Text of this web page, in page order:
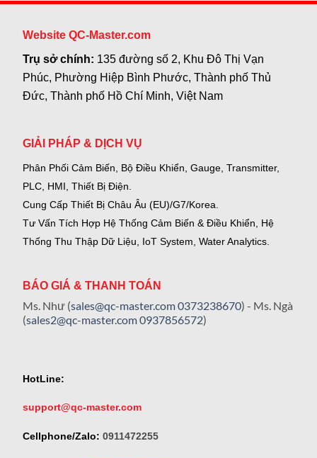
Website QC-Master.com
Trụ sở chính: 135 đường số 2, Khu Đô Thị Vạn
Phúc, Phường Hiệp Bình Phước, Thành phố Thủ
Đức, Thành phố Hồ Chí Minh, Việt Nam
GIẢI PHÁP & DỊCH VỤ
Phân Phối Cảm Biến, Bộ Điều Khiển, Gauge, Transmitter,
PLC, HMI, Thiết Bị Điện.
Cung Cấp Thiết Bị Châu Âu (EU)/G7/Korea.
Tư Vấn Tích Hợp Hệ Thống Cảm Biến & Điều Khiển, Hệ
Thống Thu Thập Dữ Liệu, IoT System, Water Analytics.
BÁO GIÁ & THANH TOÁN
Ms. Như (sales@qc-master.com0373238670) - Ms. Ngà
(sales2@qc-master.com0937856572)
HotLine:
support@qc-master.com
Cellphone/Zalo: 0911472255